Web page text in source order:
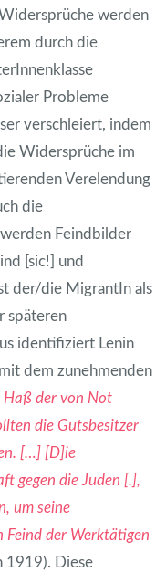
werden
durch die
Probleme
verschleiert, indem
Widersprüche im
Verelendung
die
Feindbilder
[sic!] und
der/die MigrantIn als
späteren
identifiziert Lenin
dem zunehmenden
Haß der von Not
die Gutsbesitzer
[…] [D]ie
gegen die Juden [.],
um seine
Feind der Werktätigen
1919). Diese